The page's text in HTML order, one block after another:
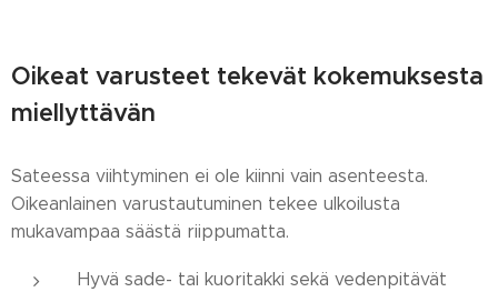
Oikeat varusteet tekevät kokemuksesta
miellyttävän
Sateessa viihtyminen ei ole kiinni vain asenteesta.
Oikeanlainen varustautuminen tekee ulkoilusta
mukavampaa säästä riippumatta.
Hyvä sade- tai kuoritakki sekä vedenpitävät